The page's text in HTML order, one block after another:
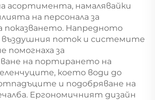
асортимента, намалявайки
на персонала за
показването. Напредното
въздушния поток и системите
помогнаха за
на портирането на
което води до
и подобряване на
Ергономичният дизайн